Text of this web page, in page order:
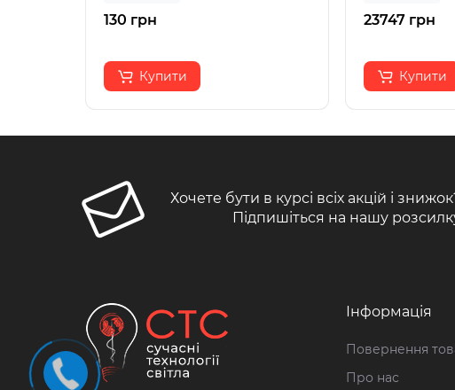
130 грн
Купити
23747 грн
Купити
Хочете бути в курсі всіх акцій і
Підпишіться на нашу
Інформація
Повернення
Про нас